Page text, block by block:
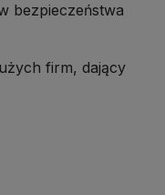
bezpieczeństwa
firm, dający